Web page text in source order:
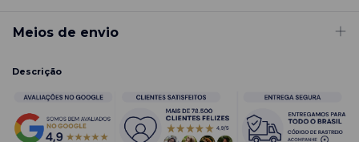
Meios de envio
Descrição